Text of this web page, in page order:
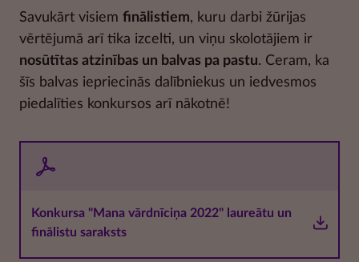
Savukārt visiem finālistiem, kuru darbi žūrijas
vērtējumā arī tika izcelti, un viņu skolotājiem ir
nosūtītas atzinības un balvas pa pastu. Ceram, ka
šīs balvas iepriecinās dalībniekus un iedvesmos
piedalīties konkursos arī nākotnē!
Konkursa "Mana vārdnīciņa 2022" laureātu un
finālistu saraksts